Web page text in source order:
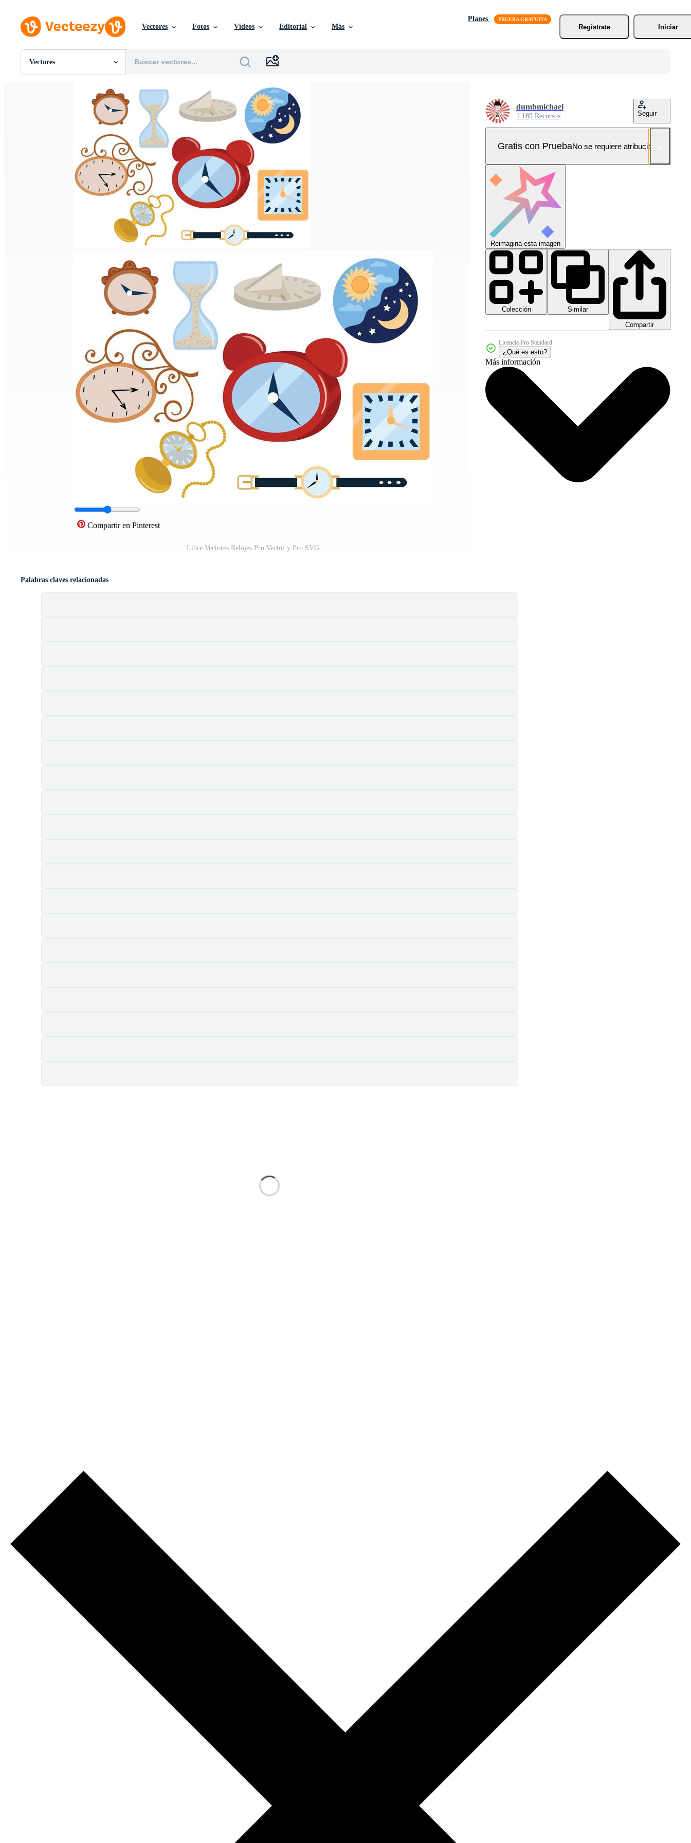
Vectores Fotos Vídeos Editorial Más
Planes
Regístrate
Iniciar
Vectores
Todas Imágenes
Gráficos en Movimiento
Imágenes Editoriales
Eventos Editoriales
Compartir en Pinterest
Libre Vectores Relojes Pro Vector y Pro SVG
dumbmichael
1.189 Recursos Seguir
Gratis con PruebaNo se requiere atribución!
Reimagina esta imagen
Colección
Similar
Compartir
Licencia Pro Standard
¿Qué es esto?
Más información
Palabras claves relacionadas